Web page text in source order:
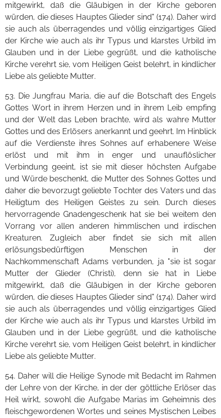
mitgewirkt, daß die Gläubigen in der Kirche geboren
würden, die dieses Hauptes Glieder sind" (174). Daher wird
sie auch als überragendes und völlig einzigartiges Glied
der Kirche wie auch als ihr Typus und klarstes Urbild im
Glauben und in der Liebe gegrüßt, und die katholische
Kirche verehrt sie, vom Heiligen Geist belehrt, in kindlicher
Liebe als geliebte Mutter.
53. Die Jungfrau Maria, die auf die Botschaft des Engels
Gottes Wort in ihrem Herzen und in ihrem Leib empfing
und der Welt das Leben brachte, wird als wahre Mutter
Gottes und des Erlösers anerkannt und geehrt. Im Hinblick
auf die Verdienste ihres Sohnes auf erhabenere Weise
erlöst und mit ihm in enger und unauflöslicher
Verbindung geeint, ist sie mit dieser höchsten Aufgabe
und Würde beschenkt, die Mutter des Sohnes Gottes und
daher die bevorzugt geliebte Tochter des Vaters und das
Heiligtum des Heiligen Geistes zu sein. Durch dieses
hervorragende Gnadengeschenk hat sie bei weitem den
Vorrang vor allen anderen himmlischen und irdischen
Kreaturen. Zugleich aber findet sie sich mit allen
erlösungsbedürftigen Menschen in der
Nachkommenschaft Adams verbunden, ja "sie ist sogar
Mutter der Glieder (Christi), denn sie hat in Liebe
mitgewirkt, daß die Gläubigen in der Kirche geboren
würden, die dieses Hauptes Glieder sind" (174). Daher wird
sie auch als überragendes und völlig einzigartiges Glied
der Kirche wie auch als ihr Typus und klarstes Urbild im
Glauben und in der Liebe gegrüßt, und die katholische
Kirche verehrt sie, vom Heiligen Geist belehrt, in kindlicher
Liebe als geliebte Mutter.
54. Daher will die Heilige Synode mit Bedacht im Rahmen
der Lehre von der Kirche, in der der göttliche Erlöser das
Heil wirkt, sowohl die Aufgabe Marias im Geheimnis des
fleischgewordenen Wortes und seines Mystischen Leibes